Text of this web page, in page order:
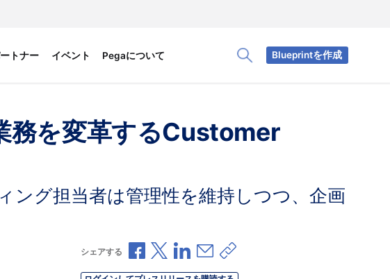
Toggle Search Panel
トナー イベント Pegaについて Blueprintを作成
務を変革するCustomer
ング担当者は管理性を維持しつつ、企画
シェアする Facebookで共有
Xで共有LinkedInで共有
メールで共有
共有リンクをコピー